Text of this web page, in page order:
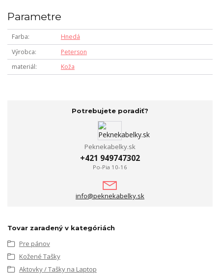
Parametre
Farba
Hnedá
Výrobca
Peterson
materiál
Koža
Potrebujete poradiť?
Peknekabelky.sk
+421 949747302
Po-Pia 10-16
info@peknekabelky.sk
Tovar zaradený v kategóriách
Pre pánov
Kožené Tašky
Aktovky / Tašky na Laptop